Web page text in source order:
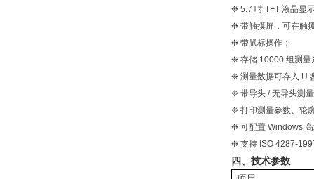
❉ 5.7 吋 TFT 液晶显
❉ 带触摸屏，可在触
❉ 带鼠标操作；
❉ 存储 10000 组测量
❉ 测量数据可存入 U
❉ 带导头 / 无导头测
❉ 打印测量参数、轮
❉ 可配置 Windows
❉ 支持 ISO 4287-
四、技术参数